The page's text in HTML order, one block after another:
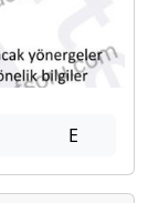
E